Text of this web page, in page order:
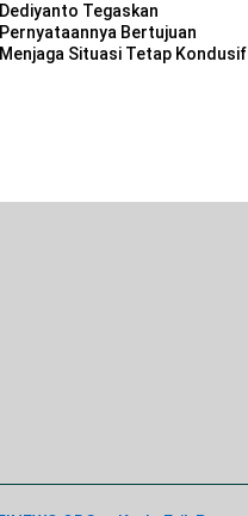
Dediyanto Tegaskan
Pernyataannya Bertujuan
Menjaga Situasi Tetap Kondusif